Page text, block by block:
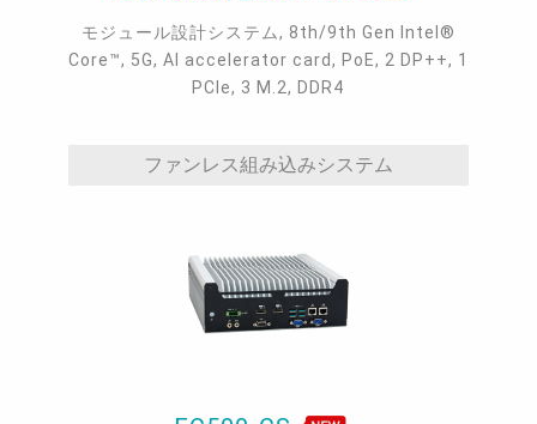
モジュール設計システム, 8th/9th Gen Intel®
Core™, 5G, AI accelerator card, PoE, 2 DP++, 1
PCIe, 3 M.2, DDR4
ファンレス組み込みシステム